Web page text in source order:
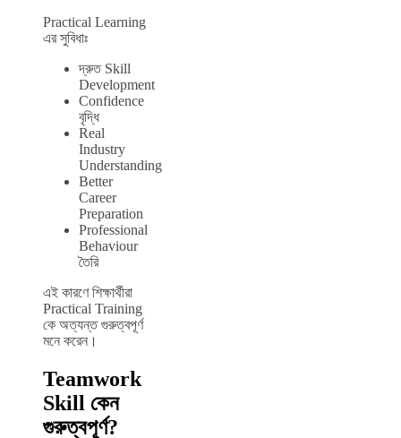
Practical Learning
এর সুবিধাঃ
দ্রুত Skill
Development
Confidence
বৃদ্ধি
Real
Industry
Understanding
Better
Career
Preparation
Professional
Behaviour
তৈরি
এই কারণে শিক্ষার্থীরা
Practical Training
কে অত্যন্ত গুরুত্বপূর্ণ
মনে করেন।
Teamwork
Skill কেন
গুরুত্বপূর্ণ?